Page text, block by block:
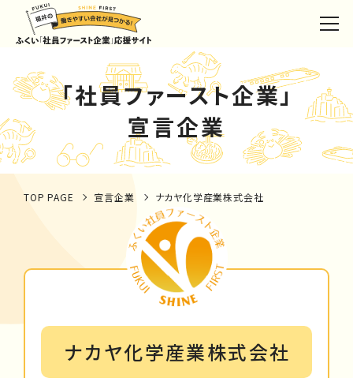
「社員ファースト企業」
宣言企業
TOP PAGE 宣言企業 ナカヤ化学産業株式会社
ナカヤ化学産業株式会社